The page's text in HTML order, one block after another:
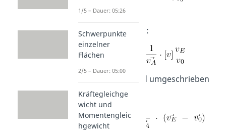
Mit den jeweiligen
Stammfunktionen :
Dies aufgelöst und umgeschrieben
ergibt:
1/5 – Dauer: 05:26
Schwerpunkte
einzelner
Flächen
2/5 – Dauer: 05:00
Kräftegleichge
wicht und
Momentengleic
hgewicht